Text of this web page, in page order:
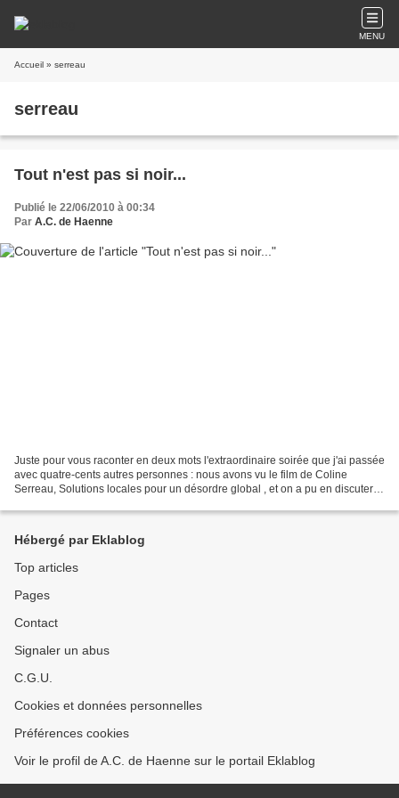
MENU
Accueil » serreau
serreau
Tout n'est pas si noir...
Publié le 22/06/2010 à 00:34
Par A.C. de Haenne
Juste pour vous raconter en deux mots l'extraordinaire soirée que j'ai passée
avec quatre-cents autres personnes : nous avons vu le film de Coline
Serreau, Solutions locales pour un désordre global , et on a pu en discuter
Hébergé par Eklablog
Top articles
Pages
Contact
Signaler un abus
C.G.U.
Cookies et données personnelles
Préférences cookies
Voir le profil de A.C. de Haenne sur le portail Eklablog